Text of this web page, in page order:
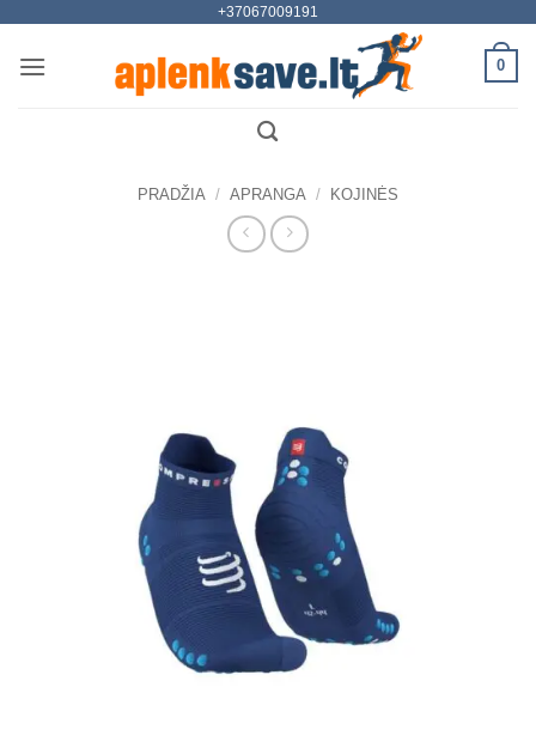
content
+37067009191
0
PRADŽIA / APRANGA / KOJINĖS